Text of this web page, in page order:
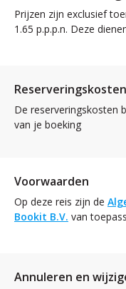
Prijzen zijn exclusief
1.65 p.p.p.n. Deze
Reserveringskosten
De reserveringskosten
van je boeking
Voorwaarden
Op deze reis zijn de
Bookit B.V. van
Annuleren en